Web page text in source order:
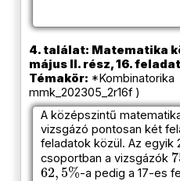
4. találat: Matematika
május II. rész, 16. feladat
Témakör:
mmk_202305_2r16f )
A középszintű
vizsgázó pontosan két
feladatok közül. Az egyik
csoportban a vizsgázók
62,5%
-a pedig a 17-es